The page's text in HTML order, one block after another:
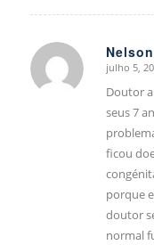
says:
julho 5,
Doutor
seus 7
ficou
porque
doutor
normal